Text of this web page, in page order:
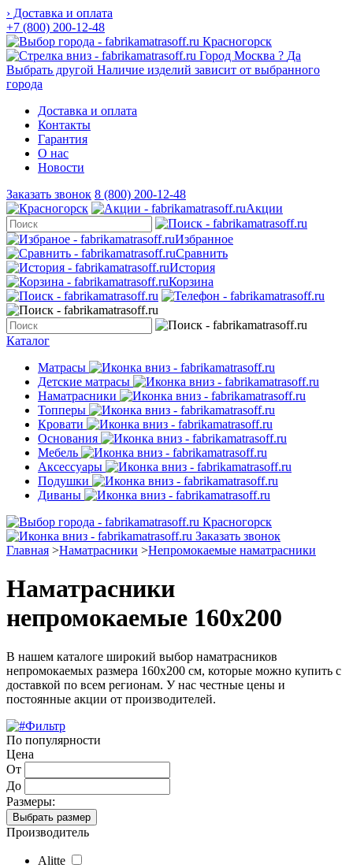
› Доставка и оплата
+7 (800) 200-12-48
Красногорск
Город Москва ? Да
Выбрать другой Наличие изделий зависит от выбранного
города
Доставка и оплата
Контакты
Гарантия
О нас
Новости
Заказать звонок 8 (800) 200-12-48
Акции
Избранное
Сравнить
История
Корзина
Каталог
Матрасы
Детские матрасы
Наматрасники
Топперы
Кровати
Основания
Мебель
Аксессуары
Подушки
Диваны
Красногорск
Заказать звонок
Главная >Наматрасники >Непромокаемые наматрасники
Наматрасники
непромокаемые 160х200
В нашем каталоге широкий выбор наматрасников
непромокаемых размера 160х200 см, которые можно купить с
доставкой по всем регионам. У нас честные цены и
постоянные акции от производителей.
Фильтр
По популярности
Цена
От
До
Размеры:
Выбрать размер
Производитель
Alitte